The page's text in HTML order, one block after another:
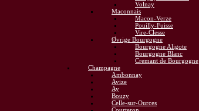
Volnay
Maconnais
Macon-Verze
Pouilly-Fuisse
Vire-Clesse
Øvrige Bourgogne
Bourgogne Aligote
Bourgogne Blanc
Cremant de Bourgogne
Champagne
Ambonnay
Avize
Ay
Bouzy
Celle-sur-Ources